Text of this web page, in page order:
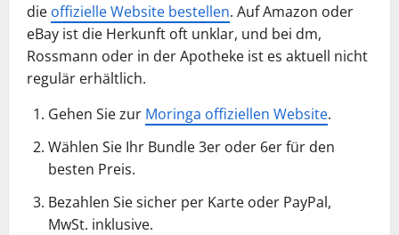
die offizielle Website bestellen. Auf Amazon oder
eBay ist die Herkunft oft unklar, und bei dm,
Rossmann oder in der Apotheke ist es aktuell nicht
regulär erhältlich.
Gehen Sie zur Moringa offiziellen Website.
Wählen Sie Ihr Bundle 3er oder 6er für den
besten Preis.
Bezahlen Sie sicher per Karte oder PayPal,
MwSt. inklusive.